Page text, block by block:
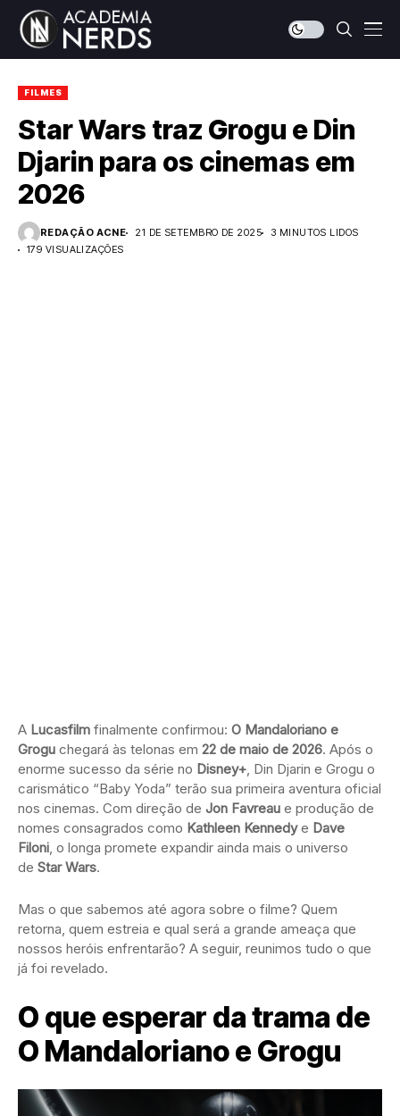
FILMES
Star Wars traz Grogu e Din
Djarin para os cinemas em
2026
REDAÇÃO ACNE 21 DE SETEMBRO DE 2025
3 MINUTOS LIDOS
179 VISUALIZAÇÕES
A Lucasfilm finalmente confirmou: O Mandaloriano e
Grogu chegará às telonas em 22 de maio de 2026. Após o
enorme sucesso da série no Disney+, Din Djarin e Grogu o
carismático “Baby Yoda” terão sua primeira aventura oficial
nos cinemas. Com direção de Jon Favreau e produção de
nomes consagrados como Kathleen Kennedye Dave
Filoni, o longa promete expandir ainda mais o universo
de Star Wars.
Mas o que sabemos até agora sobre o filme? Quem
retorna, quem estreia e qual será a grande ameaça que
nossos heróis enfrentarão? A seguir, reunimos tudo o que
já foi revelado.
O que esperar da trama de
O Mandaloriano e Grogu